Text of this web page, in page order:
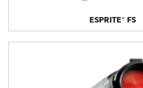
ESPRITE® FS